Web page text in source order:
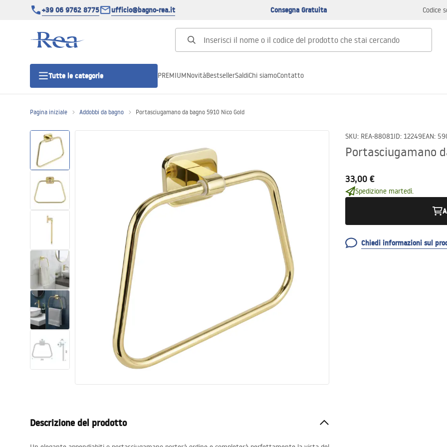
+39 06 9762 8775 ufficio@bagno-rea.it Consegna Gratuita Codice
Tutte le categorie
Porte doccia
Piatti doccia da bagno
Canaline di scarico
Lavabi
Vasche da bagno e schermi vasca
Rubinetti da bagno
Set doccia
PREMIUMNovitàBestsellerSaldiChi siamoContatto
Pagina iniziale Addobbi da bagno Portasciugamano da bagno 5910 Nico Gold
SKU: REA-88081ID: 12249EAN:
Portasciugamano
33,00 €
Spedizione martedì.
Chiedi informazioni sul
Descrizione del prodotto